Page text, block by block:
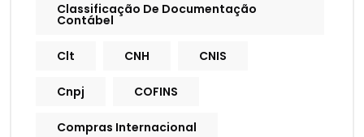
Classificação De Documentação
Contábel
Clt CNH CNIS
Cnpj COFINS
Compras Internacional